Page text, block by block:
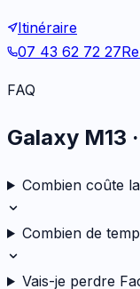
Itinéraire
07 43 62 72 27
FAQ
Galaxy M13
Combien coûte
Combien de
Vais-je perdre